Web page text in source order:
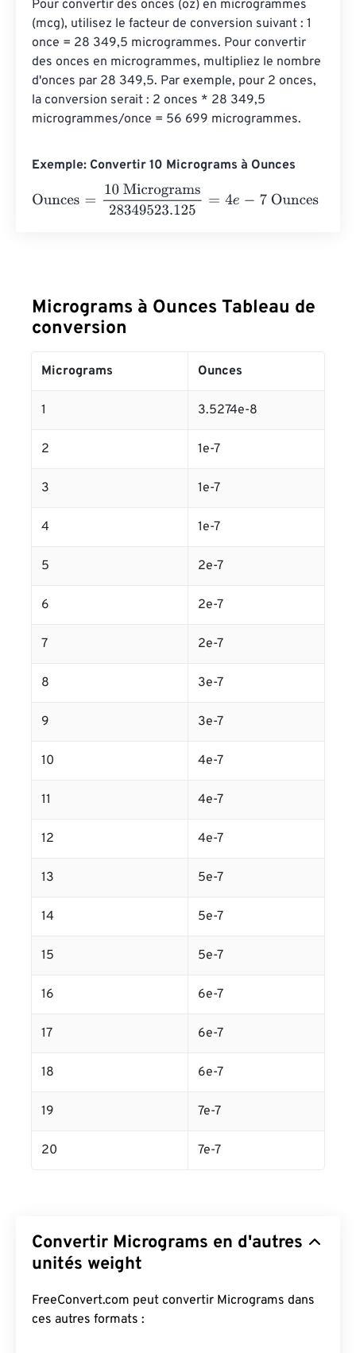
Pour convertir des onces (oz) en microgrammes
(mcg), utilisez le facteur de conversion suivant : 1
once = 28 349,5 microgrammes. Pour convertir
des onces en microgrammes, multipliez le nombre
d'onces par 28 349,5. Par exemple, pour 2 onces,
la conversion serait : 2 onces * 28 349,5
microgrammes/once = 56 699 microgrammes.
Exemple: Convertir 10 Micrograms à Ounces
Ounces
10 Micrograms28349523.125 =4 e-
Micrograms à Ounces Tableau de
conversion
Micrograms Ounces
1 3.5274e-8
2 1e-7
3 1e-7
4 1e-7
5 2e-7
6 2e-7
7 2e-7
8 3e-7
9 3e-7
10 4e-7
11 4e-7
12 4e-7
13 5e-7
14 5e-7
15 5e-7
16 6e-7
17 6e-7
18 6e-7
19 7e-7
20 7e-7
Convertir Micrograms en d'autres
unités weight
FreeConvert.com peut convertir Micrograms dans
ces autres formats :